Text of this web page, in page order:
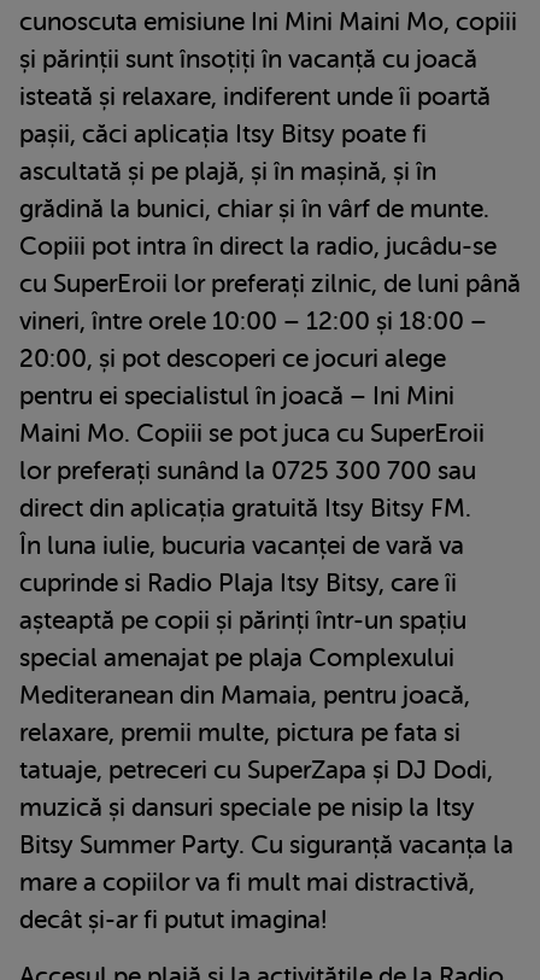
cunoscuta emisiune Ini Mini Maini Mo, copiii
și părinții sunt însoțiți în vacanță cu joacă
isteată și relaxare, indiferent unde îi poartă
pașii, căci aplicația Itsy Bitsy poate fi
ascultată și pe plajă, și în mașină, și în
grădină la bunici, chiar și în vârf de munte.
Copiii pot intra în direct la radio, jucâdu-se
cu SuperEroii lor preferați zilnic, de luni până
vineri, între orele 10:00 – 12:00 și 18:00 –
20:00, și pot descoperi ce jocuri alege
pentru ei specialistul în joacă – Ini Mini
Maini Mo. Copiii se pot juca cu SuperEroii
lor preferați sunând la 0725 300 700 sau
direct din aplicația gratuită Itsy Bitsy FM.
În luna iulie, bucuria vacanței de vară va
cuprinde si Radio Plaja Itsy Bitsy, care îi
așteaptă pe copii și părinți într-un spațiu
special amenajat pe plaja Complexului
Mediteranean din Mamaia, pentru joacă,
relaxare, premii multe, pictura pe fata si
tatuaje, petreceri cu SuperZapa și DJ Dodi,
muzică și dansuri speciale pe nisip la Itsy
Bitsy Summer Party. Cu siguranță vacanța la
mare a copiilor va fi mult mai distractivă,
decât și-ar fi putut imagina!